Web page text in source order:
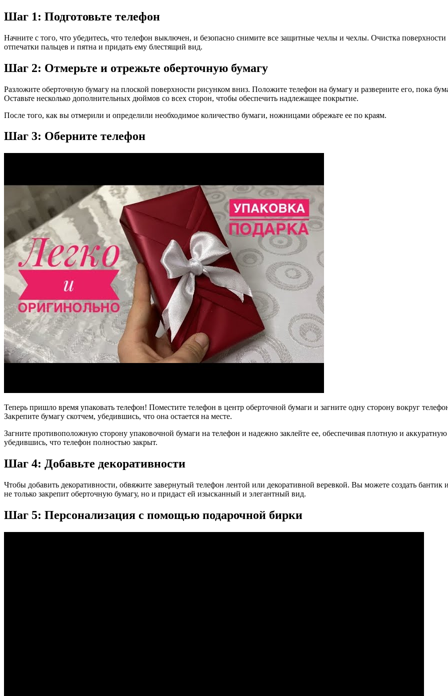
Шаг 1: Подготовьте телефон
Начните с того, что убедитесь, что телефон выключен, и безопасно снимите все защитные чехлы и чехлы. Очистка
отпечатки пальцев и пятна и придать ему блестящий вид.
Шаг 2: Отмерьте и отрежьте оберточную бумагу
Разложите оберточную бумагу на плоской поверхности рисунком вниз. Положите телефон на бумагу и разверните его, пока
Оставьте несколько дополнительных дюймов со всех сторон, чтобы обеспечить надлежащее покрытие.
После того, как вы отмерили и определили необходимое количество бумаги, ножницами обрежьте ее по краям.
Шаг 3: Оберните телефон
Теперь пришло время упаковать телефон! Поместите телефон в центр оберточной бумаги и загните одну сторону вокруг
Закрепите бумагу скотчем, убедившись, что она остается на месте.
Загните противоположную сторону упаковочной бумаги на телефон и надежно заклейте ее, обеспечивая плотную и
убедившись, что телефон полностью закрыт.
Шаг 4: Добавьте декоративности
Чтобы добавить декоративности, обвяжите завернутый телефон лентой или декоративной веревкой. Вы можете создать
не только закрепит оберточную бумагу, но и придаст ей изысканный и элегантный вид.
Шаг 5: Персонализация с помощью подарочной бирки